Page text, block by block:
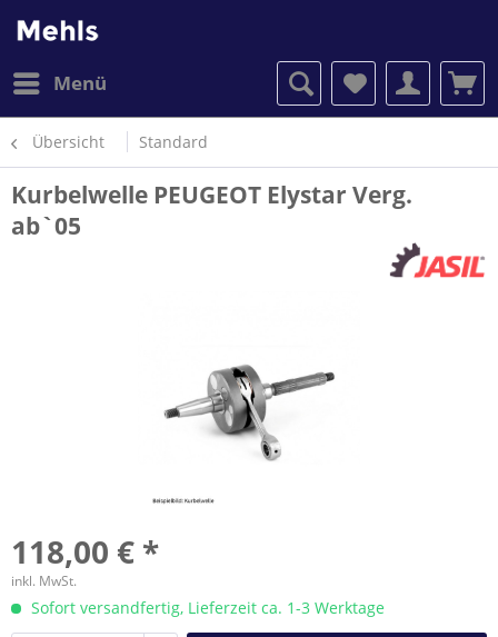
Menü
Übersicht Standard
Kurbelwelle PEUGEOT Elystar Verg.
ab`05
118,00 € *
inkl. MwSt.
Sofort versandfertig, Lieferzeit ca. 1-3 Werktage